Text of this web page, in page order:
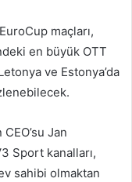
maçları,
en büyük OTT
ve Estonya’da
Jan
Sport kanalları,
sahibi olmaktan